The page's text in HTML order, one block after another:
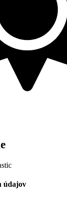
údajov